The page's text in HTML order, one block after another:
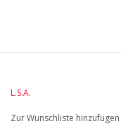
L.S.A.
Zur Wunschliste hinzufügen